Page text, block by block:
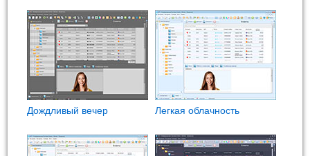
Дождливый вечер Легкая облачность